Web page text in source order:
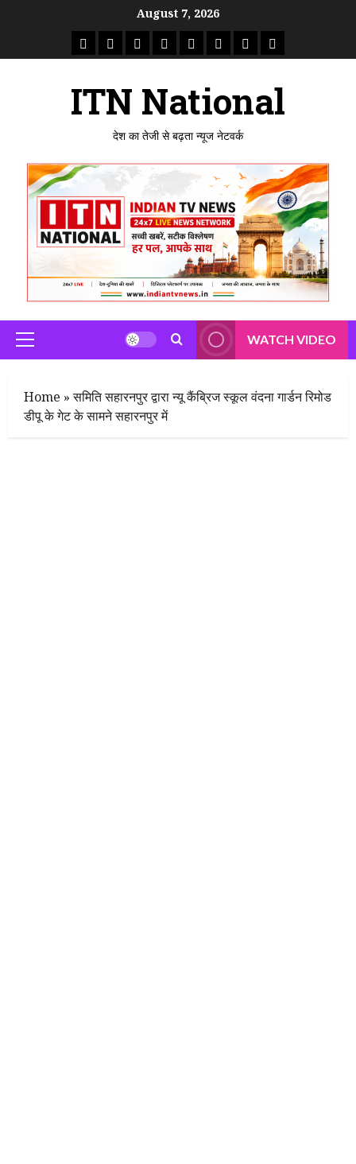
August 7, 2026
राष्ट्रीयताजा
उत्तर
मध्य
राजस्थान
पंजाब गुजरातमहाराष्ट्र
ITN National
देश का तेजी से बढ़ता न्यूज नेटवर्क
Primary
Menu
WATCH VIDEO
Home »समिति सहारनपुर द्वारा न्यू कैंब्रिज स्कूल वंदना गार्डन रिमोड
डीपू के गेट के सामने सहारनपुर में